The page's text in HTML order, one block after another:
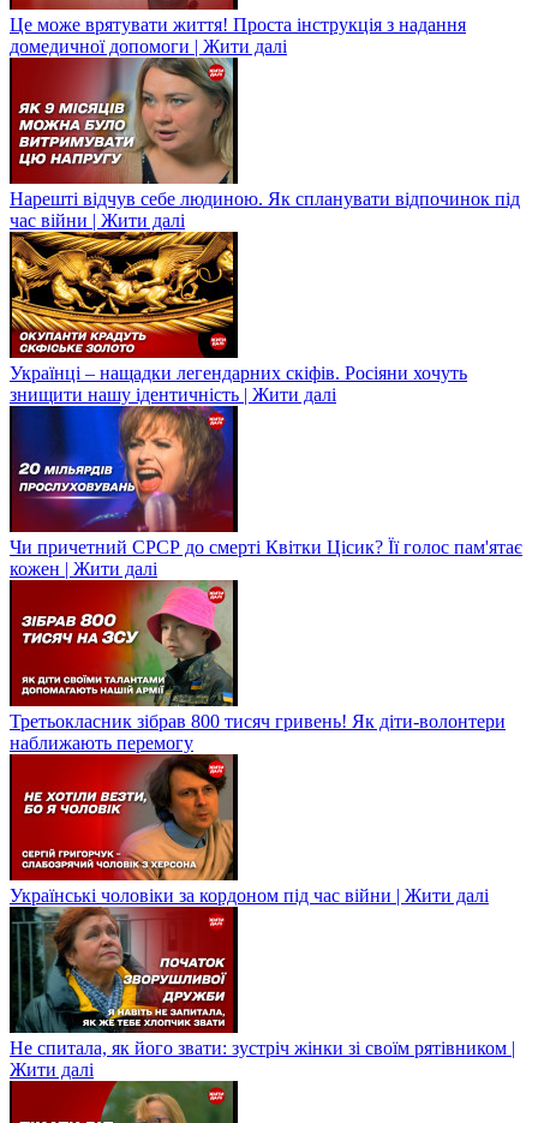
Це може врятувати життя! Проста інструкція з надання
домедичної допомоги | Жити далі
Нарешті відчув себе людиною. Як спланувати відпочинок під
час війни | Жити далі
Українці – нащадки легендарних скіфів. Росіяни хочуть
знищити нашу ідентичність | Жити далі
Чи причетний СРСР до смерті Квітки Цісик? Її голос пам'ятає
кожен | Жити далі
Третьокласник зібрав 800 тисяч гривень! Як діти-волонтери
наближають перемогу
Українські чоловіки за кордоном під час війни | Жити далі
Не спитала, як його звати: зустріч жінки зі своїм рятівником |
Жити далі